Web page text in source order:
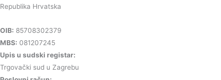
Republika Hrvatska
OIB: 85708302379
MBS: 081207245
Upis u sudski registar:
Trgovački sud u Zagrebu